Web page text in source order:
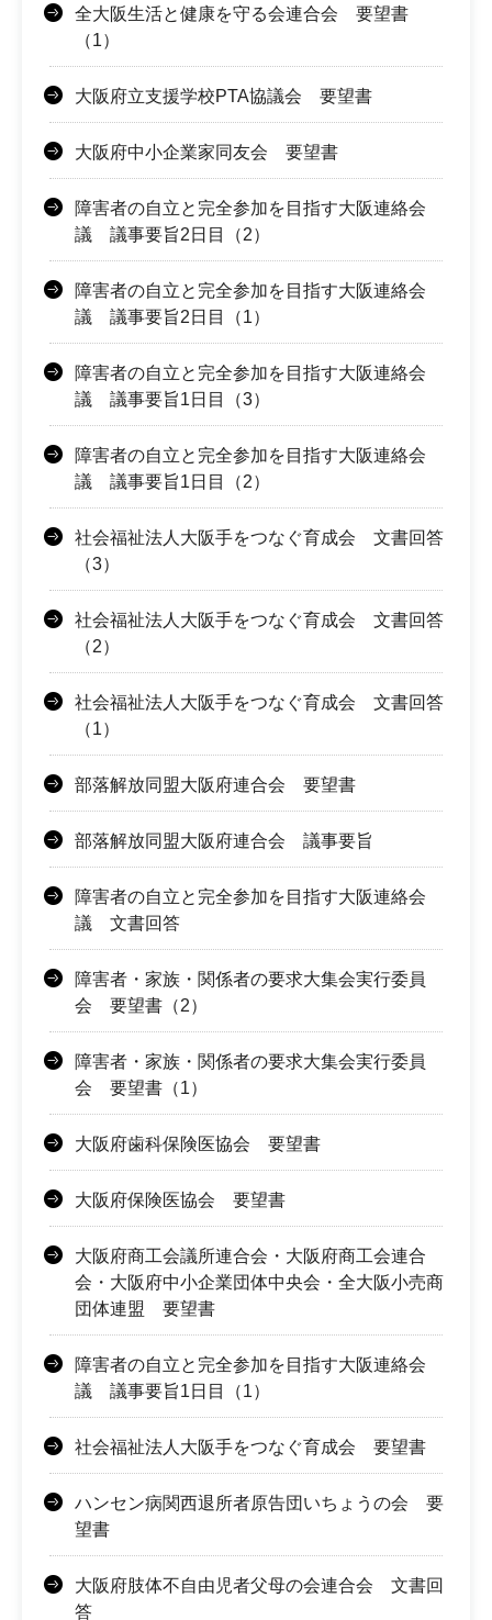
全大阪生活と健康を守る会連合会 要望書
（1）
大阪府立支援学校PTA協議会 要望書
大阪府中小企業家同友会 要望書
障害者の自立と完全参加を目指す大阪連絡会
議 議事要旨2日目（2）
障害者の自立と完全参加を目指す大阪連絡会
議 議事要旨2日目（1）
障害者の自立と完全参加を目指す大阪連絡会
議 議事要旨1日目（3）
障害者の自立と完全参加を目指す大阪連絡会
議 議事要旨1日目（2）
社会福祉法人大阪手をつなぐ育成会 文書回答
（3）
社会福祉法人大阪手をつなぐ育成会 文書回答
（2）
社会福祉法人大阪手をつなぐ育成会 文書回答
（1）
部落解放同盟大阪府連合会 要望書
部落解放同盟大阪府連合会 議事要旨
障害者の自立と完全参加を目指す大阪連絡会
議 文書回答
障害者・家族・関係者の要求大集会実行委員
会 要望書（2）
障害者・家族・関係者の要求大集会実行委員
会 要望書（1）
大阪府歯科保険医協会 要望書
大阪府保険医協会 要望書
大阪府商工会議所連合会・大阪府商工会連合
会・大阪府中小企業団体中央会・全大阪小売商
団体連盟 要望書
障害者の自立と完全参加を目指す大阪連絡会
議 議事要旨1日目（1）
社会福祉法人大阪手をつなぐ育成会 要望書
ハンセン病関西退所者原告団いちょうの会 要
望書
大阪府肢体不自由児者父母の会連合会 文書回
答